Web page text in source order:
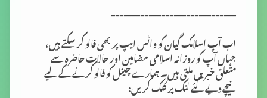
------------------------------
اب آپ اسلامک گِیان کو واٹس ایپ پر بھی فالو کر سکتے ہیں،
جہاں آپ کو روزانہ اسلامی مضامین اور حالات حاضرہ سے
متعلق خبریں ملتی ہیں۔ ہمارے چینل کو فالو کرنے کے لیے
نیچے دیے گئے لنک پر کلک کریں: